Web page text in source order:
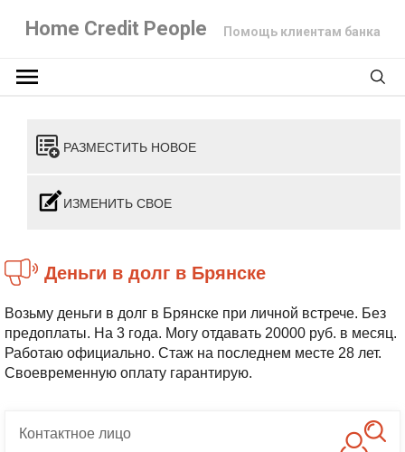
Home Credit People Помощь клиентам банка
РАЗМЕСТИТЬ НОВОЕ
ИЗМЕНИТЬ СВОЕ
Деньги в долг в Брянске
Возьму деньги в долг в Брянске при личной встрече. Без
предоплаты. На 3 года. Могу отдавать 20000 руб. в месяц.
Работаю официально. Стаж на последнем месте 28 лет.
Своевременную оплату гарантирую.
Контактноелицо